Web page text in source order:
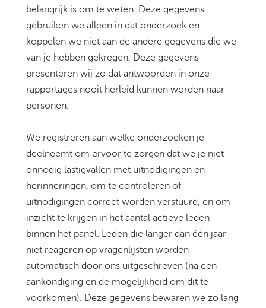
belangrijk is om te weten. Deze gegevens
gebruiken we alleen in dat onderzoek en
koppelen we niet aan de andere gegevens die we
van je hebben gekregen. Deze gegevens
presenteren wij zo dat antwoorden in onze
rapportages nooit herleid kunnen worden naar
personen.
We registreren aan welke onderzoeken je
deelneemt om ervoor te zorgen dat we je niet
onnodig lastigvallen met uitnodigingen en
herinneringen, om te controleren of
uitnodigingen correct worden verstuurd, en om
inzicht te krijgen in het aantal actieve leden
binnen het panel. Leden die langer dan één jaar
niet reageren op vragenlijsten worden
automatisch door ons uitgeschreven (na een
aankondiging en de mogelijkheid om dit te
voorkomen). Deze gegevens bewaren we zo lang